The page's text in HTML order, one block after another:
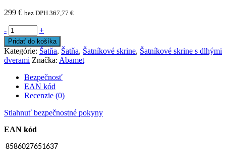
299 € bez DPH 367,77 €
- +
Pridať do košíka
Kategórie: Šatňa, Šatňa, Šatníkové skrine, Šatníkové skrine s dlhými
dverami Značka: Abamet
Bezpečnosť
EAN kód
Recenzie (0)
Stiahnuť bezpečnostné pokyny
EAN kód
8586027651637